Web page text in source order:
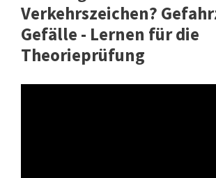
Verkehrszeichen?
Gefälle - Lernen für die
Theorieprüfung